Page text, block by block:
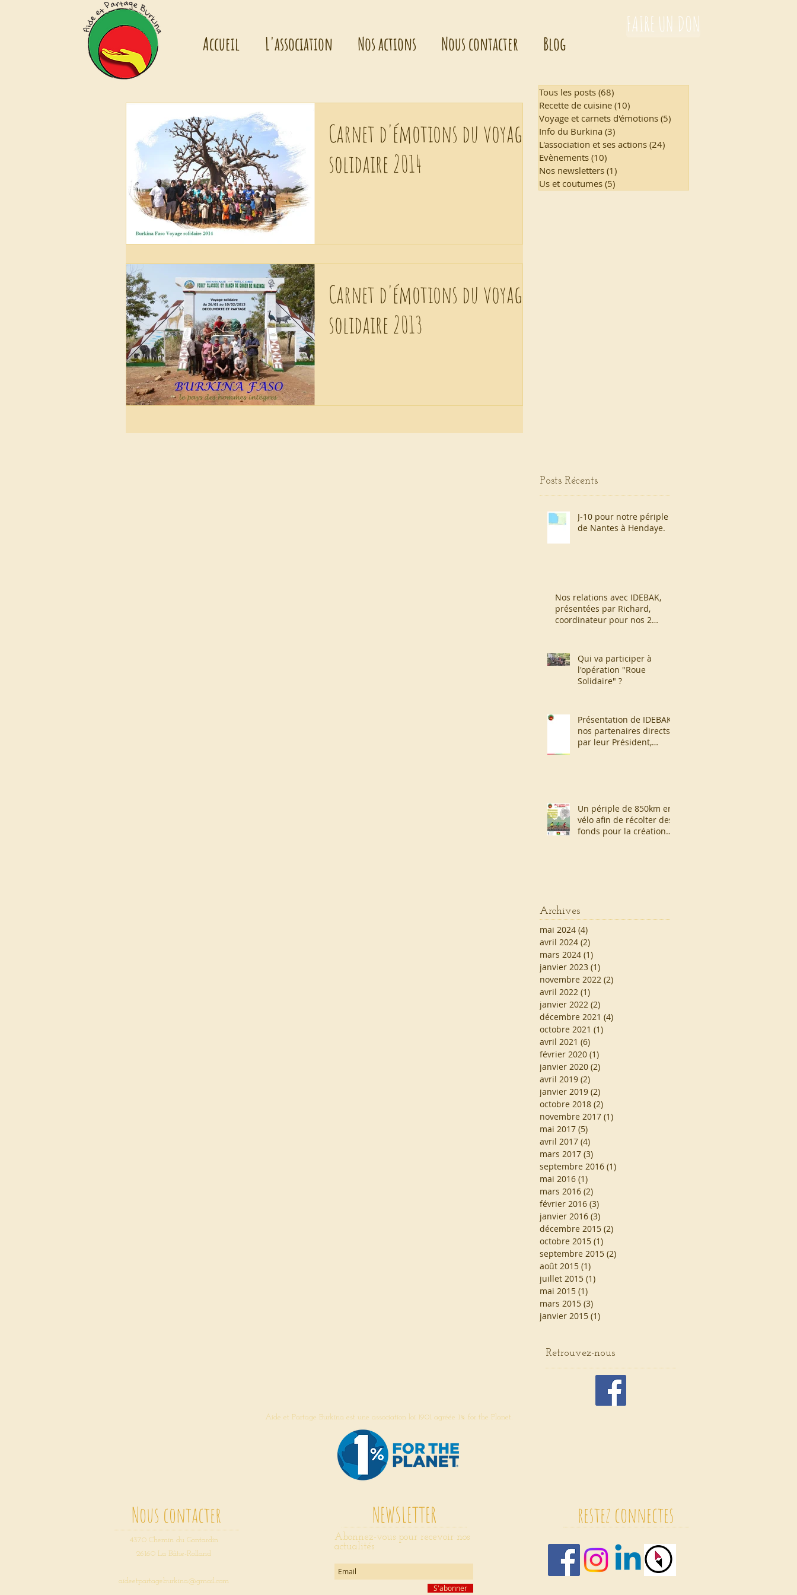
Accueil L'association Nos actions Nous contacter Blog
FAIRE UN DON
Carnet d'émotions du voyage
solidaire 2014
Carnet d'émotions du voyage
solidaire 2013
Tous les posts (68)
Recette de cuisine (10)
Voyage et carnets d'émotions (5)
Info du Burkina (3)
L'association et ses actions (24)
Evènements (10)
Nos newsletters (1)
Us et coutumes (5)
Posts Récents
J-10 pour notre périple
de Nantes à Hendaye.
Nos relations avec IDEBAK,
présentées par Richard,
coordinateur pour nos 2
Qui va participer à
l'opération "Roue
Solidaire" ?
Présentation de IDEBAK,
nos partenaires directs,
par leur Président,
Un périple de 850km en
vélo afin de récolter des
fonds pour la création
Archives
mai 2024 (4)
avril 2024 (2)
mars 2024 (1)
janvier 2023 (1)
novembre 2022 (2)
avril 2022 (1)
janvier 2022 (2)
décembre 2021 (4)
octobre 2021 (1)
avril 2021 (6)
février 2020 (1)
janvier 2020 (2)
avril 2019 (2)
janvier 2019 (2)
octobre 2018 (2)
novembre 2017 (1)
mai 2017 (5)
avril 2017 (4)
mars 2017 (3)
septembre 2016 (1)
mai 2016 (1)
mars 2016 (2)
février 2016 (3)
janvier 2016 (3)
décembre 2015 (2)
octobre 2015 (1)
septembre 2015 (2)
août 2015 (1)
juillet 2015 (1)
mai 2015 (1)
mars 2015 (3)
janvier 2015 (1)
Retrouvez-nous
4370 Chemin du Gontardin
26160 La Bâtie-Rolland
aideetpartageburkina@gmail.com
Nous contacter
Abonnez-vous pour recevoir nos
actualités
S'abonner
Aide et Partage Burkina est une association loi 1901 agréée 1% for the Planet.
NEWSLETTER restez connectes